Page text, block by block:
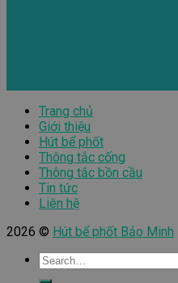
Trang chủ
Giới thiệu
Hút bể phốt
Thông tắc cống
Thông tắc bồn cầu
Tin tức
Liên hệ
2026 © Hút bể phốt Bảo Minh